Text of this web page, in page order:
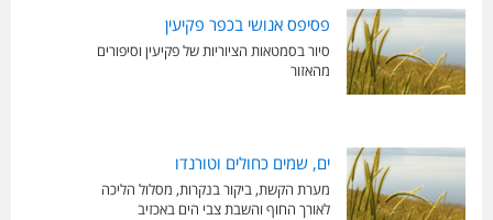
פסיפס אנושי בכפר פקיעין
סיור בסמטאות הציוריות של פקיעין וסיפורים
מהאזור
ים, שמים כחולים וטורנדו
מערת הקשת, ביקור בנקרות, מסלול הליכה
לאורך החוף והשבת צבי הים באכזיב